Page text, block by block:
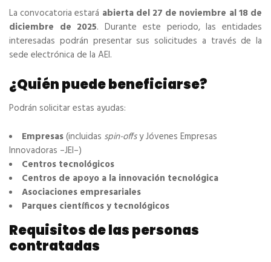
La convocatoria estará abierta del 27 de noviembre al 18 de
diciembre de 2025. Durante este periodo, las entidades
interesadas podrán presentar sus solicitudes a través de la
sede electrónica de la AEI.
¿Quién puede beneficiarse?
Podrán solicitar estas ayudas:
Empresas(incluidas spin-offsy Jóvenes Empresas
Innovadoras –JEI–)
Centros tecnológicos
Centros de apoyo a la innovación tecnológica
Asociaciones empresariales
Parques científicos y tecnológicos
Requisitos de las personas
contratadas